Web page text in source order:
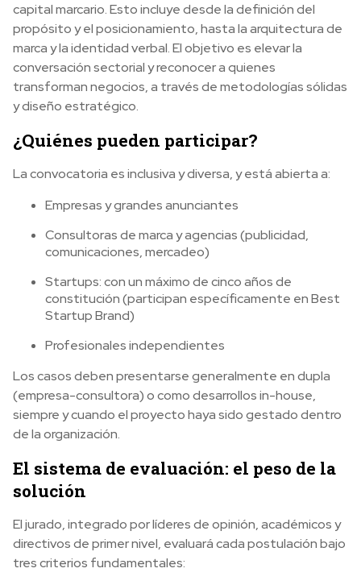
capital marcario. Esto incluye desde la definición del
propósito y el posicionamiento, hasta la arquitectura de
marca y la identidad verbal. El objetivo es elevar la
conversación sectorial y reconocer a quienes
transforman negocios, a través de metodologías sólidas
y diseño estratégico.
¿Quiénes pueden participar?
La convocatoria es inclusiva y diversa, y está abierta a:
Empresas y grandes anunciantes
Consultoras de marca y agencias (publicidad,
comunicaciones, mercadeo)
Startups: con un máximo de cinco años de
constitución (participan específicamente en Best
Startup Brand)
Profesionales independientes
Los casos deben presentarse generalmente en dupla
(empresa-consultora) o como desarrollos in-house,
siempre y cuando el proyecto haya sido gestado dentro
de la organización.
El sistema de evaluación: el peso de la
solución
El jurado, integrado por líderes de opinión, académicos y
directivos de primer nivel, evaluará cada postulación bajo
tres criterios fundamentales: